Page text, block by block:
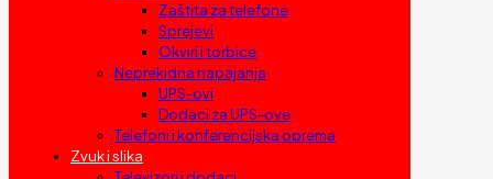
Zaštita za telefone
Sprejevi
Okviri i torbice
Neprekidna napajanja
UPS-ovi
Dodaci za UPS-ove
Telefoni i konferencijska oprema
Zvuk i slika